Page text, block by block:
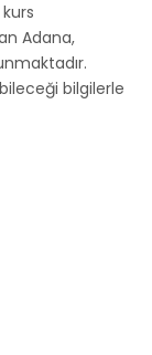
Adana,
bilgilerle